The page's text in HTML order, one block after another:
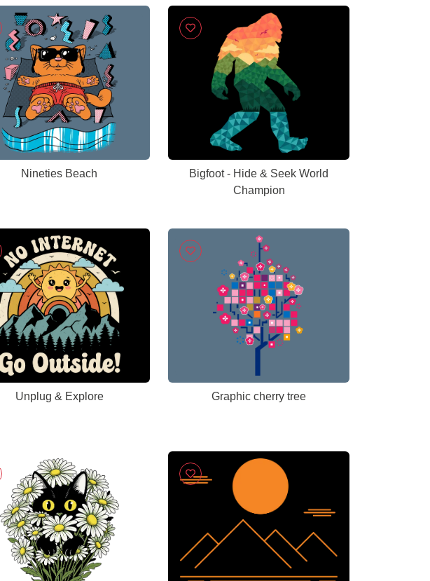
Nineties Beach
Bigfoot - Hide & Seek World
Champion
Unplug & Explore Graphic cherry tree